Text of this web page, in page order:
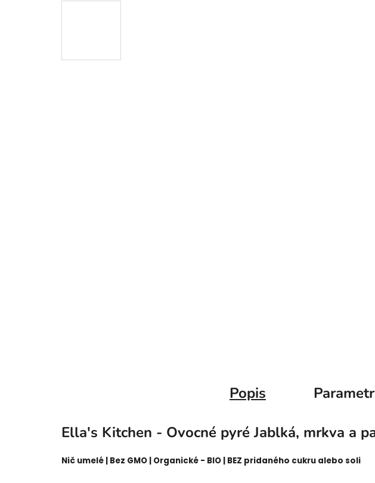
Popis
Ella's Kitchen - Ovocné pyré Jablká, mrkva a
Nič umelé | Bez GMO | Organické - BIO | BEZ pridaného cukru alebo soli